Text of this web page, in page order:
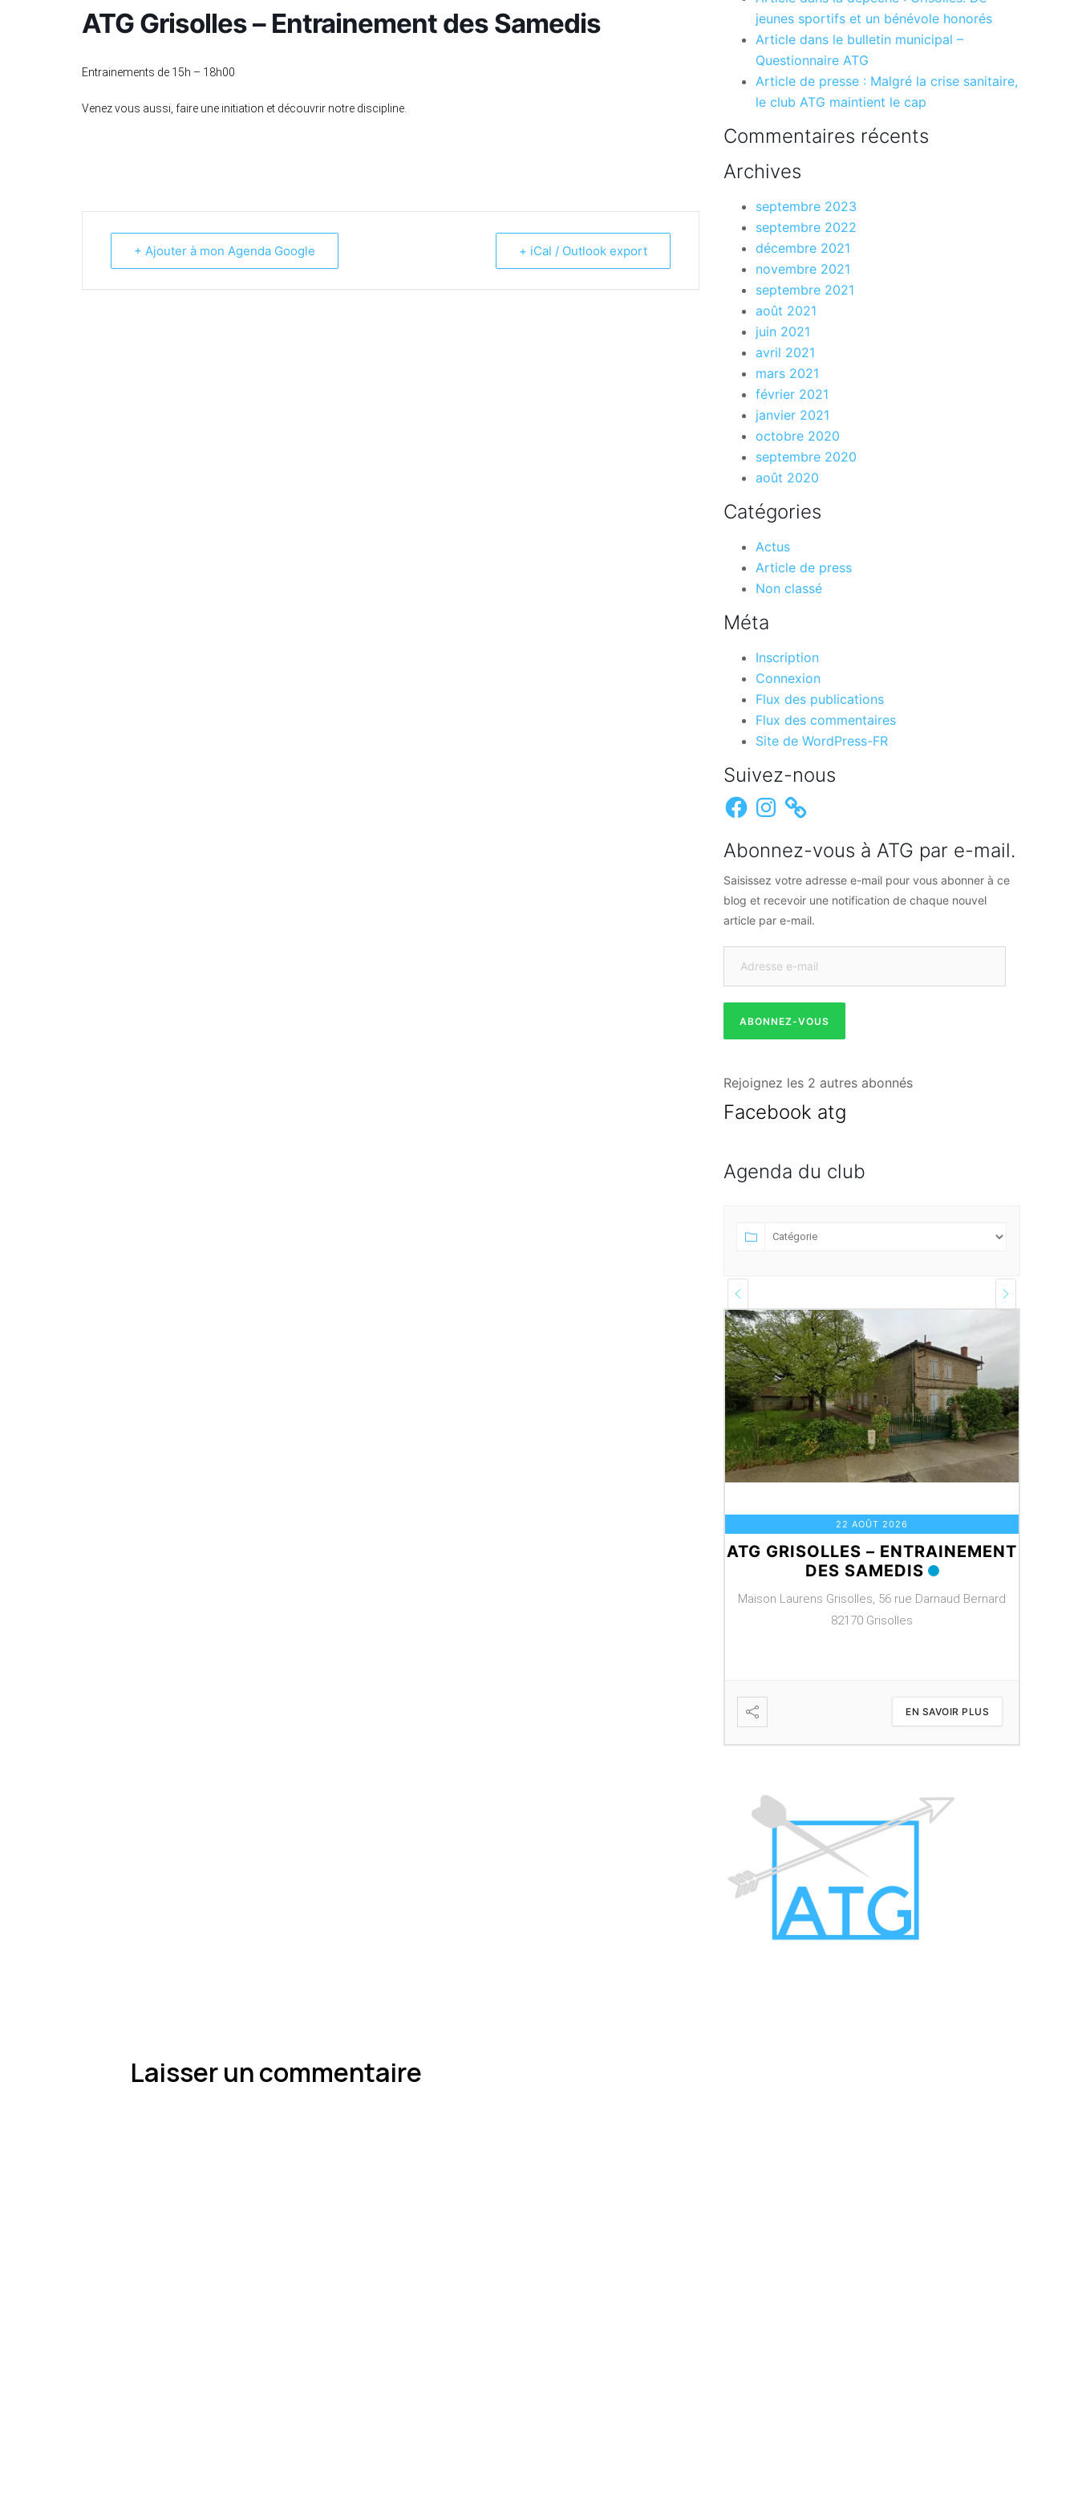
ATG Grisolles – Entrainement des Samedis
Entrainements de 15h – 18h00
Venez vous aussi, faire une initiation et découvrir notre discipline.
+ Ajouter à mon Agenda Google + iCal / Outlook export
jeunes sportifs et un bénévole honorés
Article dans le bulletin municipal –
Questionnaire ATG
Article de presse : Malgré la crise sanitaire,
le club ATG maintient le cap
Commentaires récents
Archives
septembre 2023
septembre 2022
décembre 2021
novembre 2021
septembre 2021
août 2021
juin 2021
avril 2021
mars 2021
février 2021
janvier 2021
octobre 2020
septembre 2020
août 2020
Catégories
Actus
Article de press
Non classé
Méta
Inscription
Connexion
Flux des publications
Flux des commentaires
Site de WordPress-FR
Suivez-nous
FacebookInstagram
Abonnez-vous à ATG par e-mail.
Saisissez votre adresse e-mail pour vous abonner à ce
blog et recevoir une notification de chaque nouvel
article par e-mail.
ABONNEZ-VOUS
Rejoignez les 2 autres abonnés
Facebook atg
Agenda du club
22 AOÛT 2026
ATG GRISOLLES – ENTRAINEMENT
DES SAMEDIS
Maison Laurens Grisolles, 56 rue Darnaud Bernard
82170 Grisolles
EN SAVOIR PLUS
Laisser un commentaire